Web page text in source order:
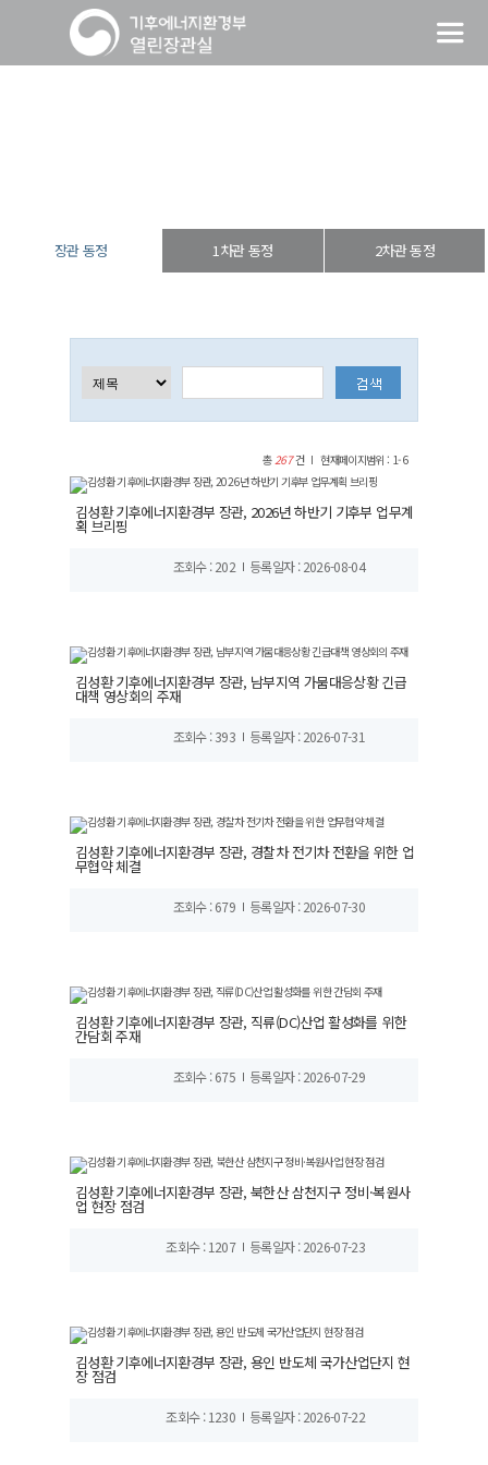
장관 동정 1차관 동정 2차관 동정
총267건 현재페이지범위 : 1-6
김성환 기후에너지환경부 장관, 2026년 하반기 기후부 업무계
획 브리핑
조회수 : 202 등록일자 : 2026-08-04
김성환 기후에너지환경부 장관, 남부지역 가뭄대응상황 긴급
대책 영상회의 주재
조회수 : 393 등록일자 : 2026-07-31
김성환 기후에너지환경부 장관, 경찰차 전기차 전환을 위한 업
무협약 체결
조회수 : 679 등록일자 : 2026-07-30
김성환 기후에너지환경부 장관, 직류(DC)산업 활성화를 위한
간담회 주재
조회수 : 675 등록일자 : 2026-07-29
김성환 기후에너지환경부 장관, 북한산 삼천지구 정비·복원사
업 현장 점검
조회수 : 1207 등록일자 : 2026-07-23
김성환 기후에너지환경부 장관, 용인 반도체 국가산업단지 현
장 점검
조회수 : 1230 등록일자 : 2026-07-22